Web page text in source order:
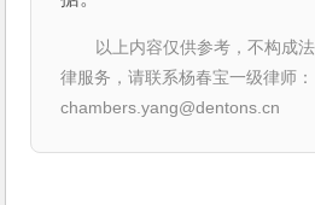
以上内容仅供参考，不构成
律服务，请联系杨春宝一级律师：
chambers.yang@dentons.cn